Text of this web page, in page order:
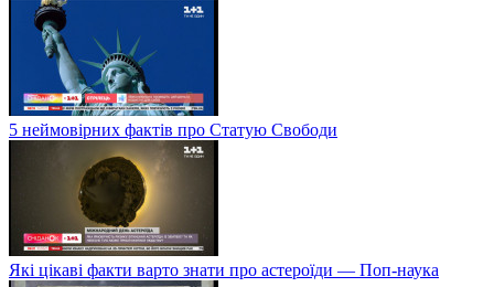
5 неймовірних фактів про Статую Свободи
Які цікаві факти варто знати про астероїди — Поп-наука